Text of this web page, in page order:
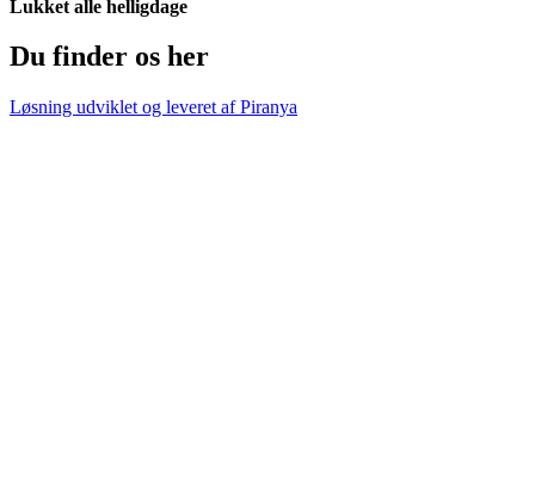
Lukket alle helligdage
Du finder os her
Løsning udviklet og leveret afPiranya